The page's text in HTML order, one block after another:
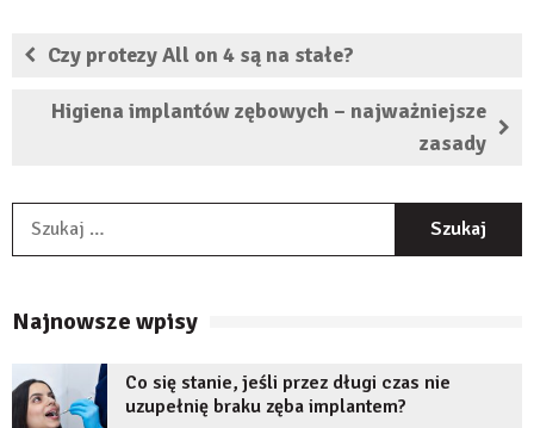
Czy protezy All on 4 są na stałe?
Higiena implantów zębowych – najważniejsze
zasady
Najnowsze wpisy
Co się stanie, jeśli przez długi czas nie
uzupełnię braku zęba implantem?